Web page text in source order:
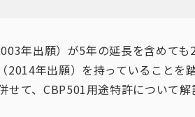
年出願）が5年の延長を含めて
年出願）を持っていることを
て、CBP501用途特許について解